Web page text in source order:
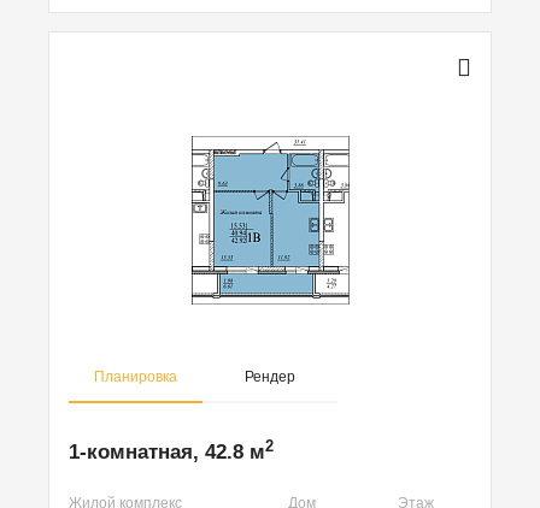
Планировка Рендер
1-комнатная, 42.8 м2
Жилой комплекс Дом
Этаж